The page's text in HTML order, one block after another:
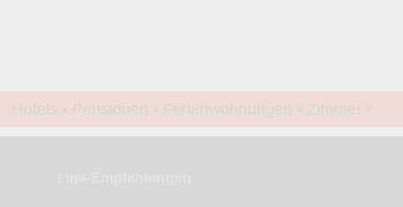
Hotels • Pensionen • Ferienwohnungen • Zimmer •